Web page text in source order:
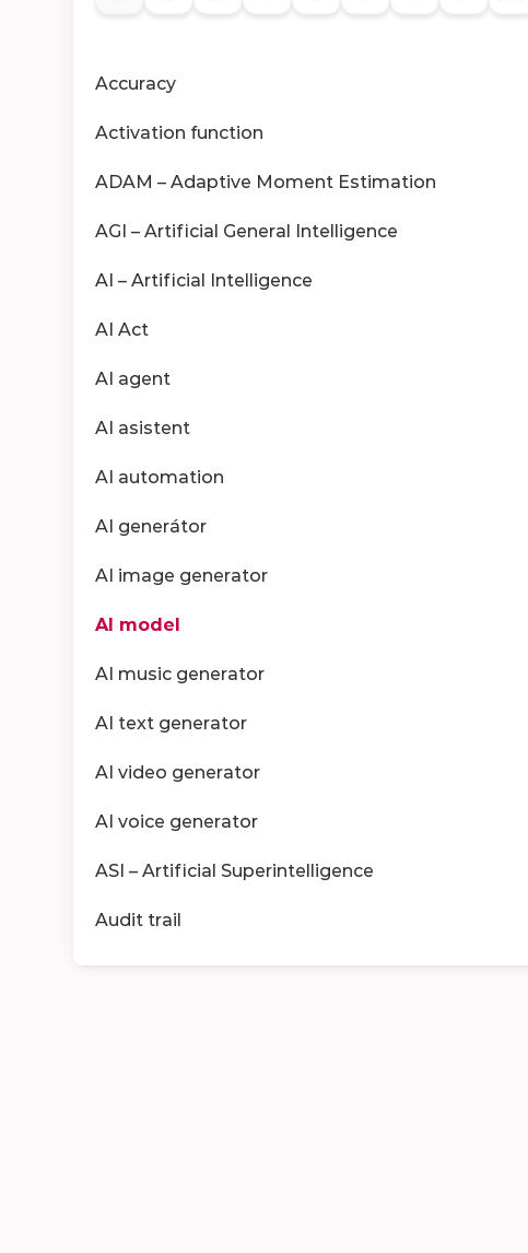
Accuracy
Activation function
ADAM – Adaptive Moment Estimation
AGI – Artificial General Intelligence
AI – Artificial Intelligence
AI Act
AI agent
AI asistent
AI automation
AI generátor
AI image generator
AI model
AI music generator
AI text generator
AI video generator
AI voice generator
ASI – Artificial Superintelligence
Audit trail